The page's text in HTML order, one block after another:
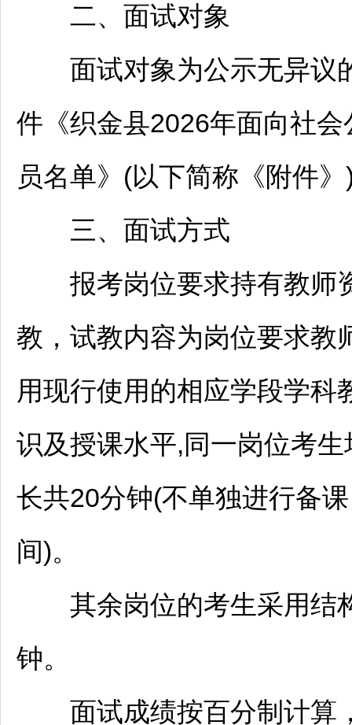
二、面试对象
面试对象为公示无异议
件《织金县2026年面向社会
员名单》(以下简称《附件
三、面试方式
报考岗位要求持有教师
教，试教内容为岗位要求教
用现行使用的相应学段学科
识及授课水平,同一岗位考
长共20分钟(不单独进行备
间)。
其余岗位的考生采用结
钟。
面试成绩按百分制计算